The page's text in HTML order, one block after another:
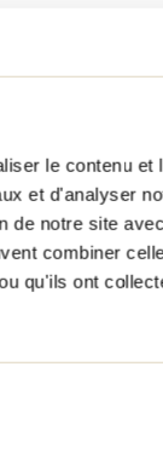
le contenu
et d'analyser
de notre site
combiner
qu'ils ont